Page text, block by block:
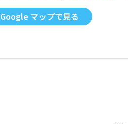
Google マップで見る